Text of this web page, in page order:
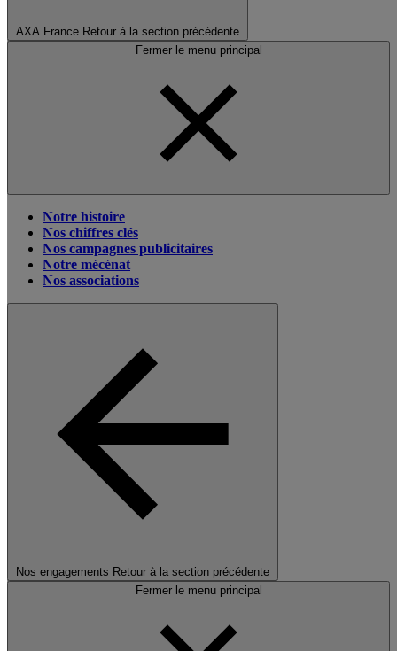
AXA France Retour à la section précédente
Fermer le menu principal
Notre histoire
Nos chiffres clés
Nos campagnes publicitaires
Notre mécénat
Nos associations
Nos engagements Retour à la section précédente
Fermer le menu principal